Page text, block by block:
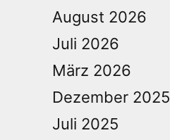
August 2026
Juli 2026
März 2026
Dezember 2025
Juli 2025